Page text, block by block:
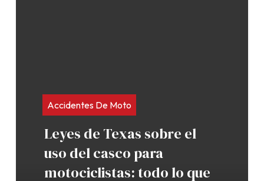
Accidentes De Moto
Leyes de Texas sobre el
uso del casco para
motociclistas: todo lo que